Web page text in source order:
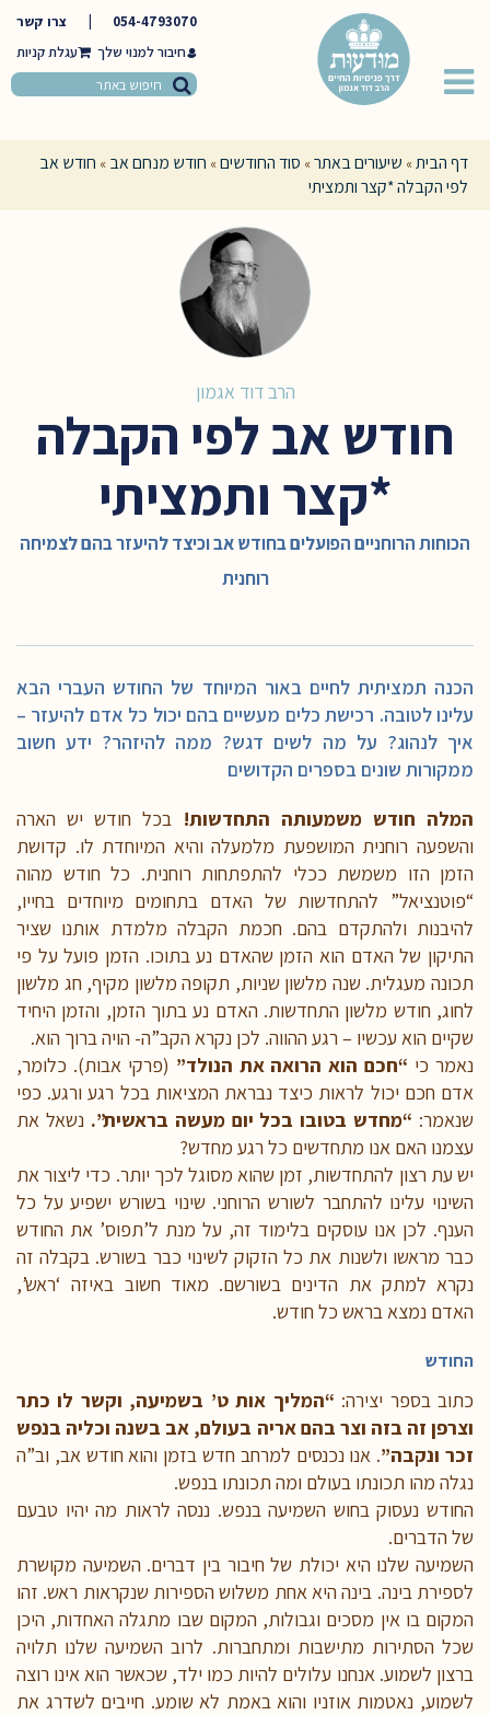
054-4793070
צרו קשר
חיבור למנוי שלך
דף הבית» שיעורים באתר» סוד החודשים» חודש מנחם אב » חודש אב
לפי הקבלה *קצר ותמציתי
הרב דוד אגמון
חודש אב לפי הקבלה
*קצר ותמציתי
הכוחות הרוחניים הפועלים בחודש אב וכיצד להיעזר בהם לצמיחה
רוחנית
הכנה תמציתית לחיים באור המיוחד של החודש העברי הבא
עלינו לטובה. רכישת כלים מעשיים בהם יכול כל אדם להיעזר –
איך לנהוג? על מה לשים דגש? ממה להיזהר? ידע חשוב
ממקורות שונים בספרים הקדושים
המלה חודש משמעותה התחדשות! בכל חודש יש הארה
והשפעה רוחנית המושפעת מלמעלה והיא המיוחדת לו. קדושת
הזמן הזו משמשת ככלי להתפתחות רוחנית. כל חודש מהוה
“פוטנציאל” להתחדשות של האדם בתחומים מיוחדים בחייו,
להיבנות ולהתקדם בהם. חכמת הקבלה מלמדת אותנו שציר
התיקון של האדם הוא הזמן שהאדם נע בתוכו. הזמן פועל על פי
תכונה מעגלית. שנה מלשון שניות, תקופה מלשון מקיף, חג מלשון
לחוג, חודש מלשון התחדשות. האדם נע בתוך הזמן, והזמן היחיד
שקיים הוא עכשיו – רגע ההווה. לכן נקרא הקב”ה- הויה ברוך הוא.
נאמר כי “חכם הוא הרואה את הנולד” (פרקי אבות). כלומר,
אדם חכם יכול לראות כיצד נבראת המציאות בכל רגע ורגע. כפי
שנאמר: “מחדש בטובו בכל יום מעשה בראשית”. נשאל את
עצמנו האם אנו מתחדשים כל רגע מחדש?
יש עת רצון להתחדשות, זמן שהוא מסוגל לכך יותר. כדי ליצור את
השינוי עלינו להתחבר לשורש הרוחני. שינוי בשורש ישפיע על כל
הענף. לכן אנו עוסקים בלימוד זה, על מנת ל’תפוס’ את החודש
כבר מראשו ולשנות את כל הזקוק לשינוי כבר בשורש. בקבלה זה
נקרא למתק את הדינים בשורשם. מאוד חשוב באיזה ‘ראש’,
האדם נמצא בראש כל חודש.
החודש
כתוב בספר יצירה: “המליך אות ט’ בשמיעה, וקשר לו כתר
וצרפן זה בזה וצר בהם אריה בעולם, אב בשנה וכליה בנפש
זכר ונקבה”. אנו נכנסים למרחב חדש בזמן והוא חודש אב, וב”ה
נגלה מהו תכונתו בעולם ומה תכונתו בנפש.
החודש נעסוק בחוש השמיעה בנפש. ננסה לראות מה יהיו טבעם
של הדברים.
השמיעה שלנו היא יכולת של חיבור בין דברים. השמיעה מקושרת
לספירת בינה. בינה היא אחת משלוש הספירות שנקראות ראש. זהו
המקום בו אין מסכים וגבולות, המקום שבו מתגלה האחדות, היכן
שכל הסתירות מתישבות ומתחברות. לרוב השמיעה שלנו תלויה
ברצון לשמוע. אנחנו עלולים להיות כמו ילד, שכאשר הוא אינו רוצה
לשמוע, נאטמות אוזניו והוא באמת לא שומע. חייבים לשדרג את